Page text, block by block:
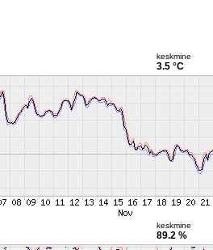
keskmine
3.5 °C
keskmine
89.2 %